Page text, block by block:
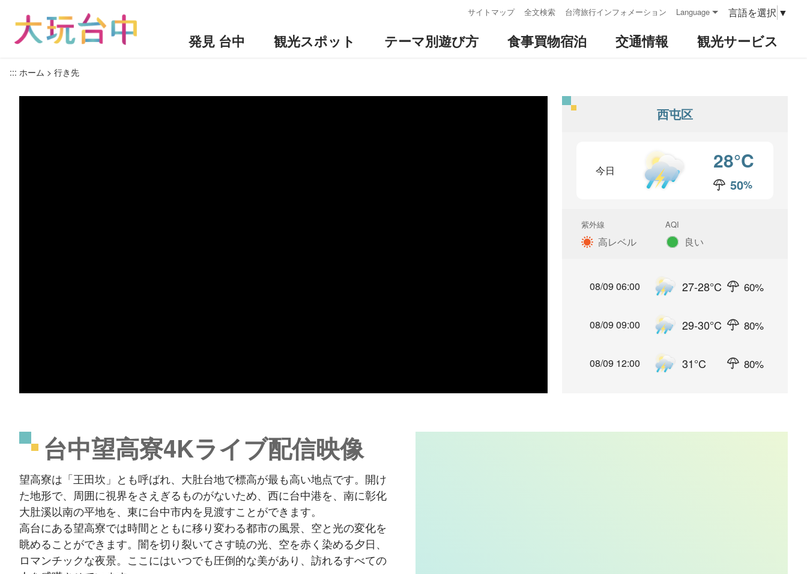
サイトマップ 全文検索 台湾旅行インフォメーション Language 言語を選択 ▼
発見 台中 観光スポット テーマ別遊び方 食事買物宿泊 交通情報 観光サービス
::: ホーム 行き先
西屯区
今日 28°C
降水確率
50%
紫外線
高レベル
AQI
良い
08/09 06:00 27-28°C 60%
08/09 09:00 29-30°C 80%
08/09 12:00 31°C 80%
台中望高寮4Kライブ配信映像
望高寮は「王田坎」とも呼ばれ、大肚台地で標高が最も高い地点です。開け
た地形で、周囲に視界をさえぎるものがないため、西に台中港を、南に彰化
大肚溪以南の平地を、東に台中市内を見渡すことができます。
高台にある望高寮では時間とともに移り変わる都市の風景、空と光の変化を
眺めることができます。闇を切り裂いてさす暁の光、空を赤く染める夕日、
ロマンチックな夜景。ここにはいつでも圧倒的な美があり、訪れるすべての